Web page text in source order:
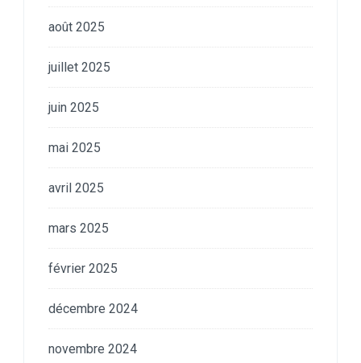
août 2025
juillet 2025
juin 2025
mai 2025
avril 2025
mars 2025
février 2025
décembre 2024
novembre 2024